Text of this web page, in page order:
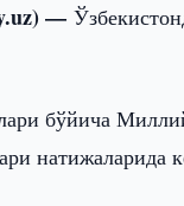
—
бўйича
натижаларида